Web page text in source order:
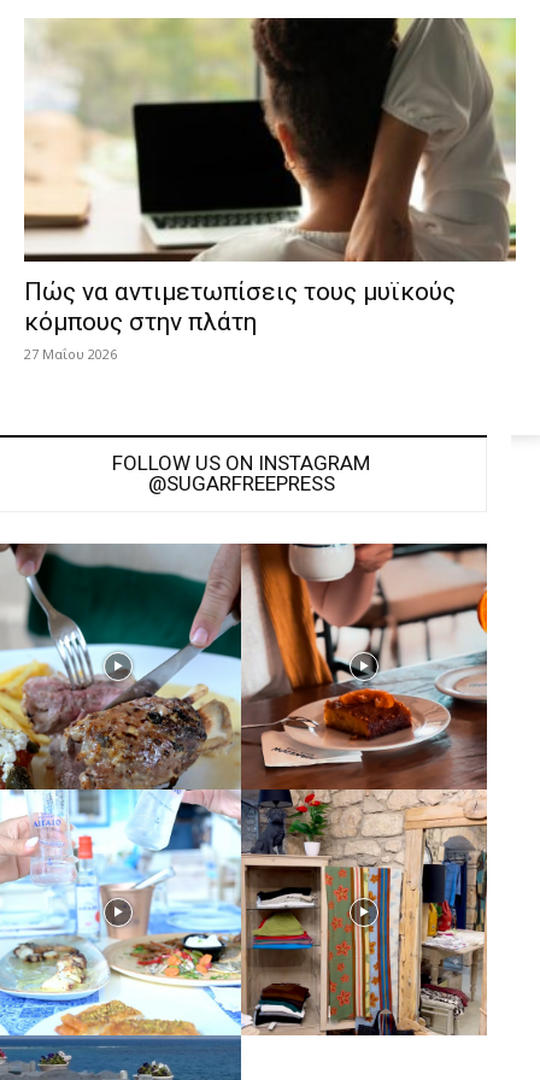
Πώς να αντιμετωπίσεις τους μυϊκούς
κόμπους στην πλάτη
27 Μαΐου 2026
FOLLOW US ON INSTAGRAM
@SUGARFREEPRESS